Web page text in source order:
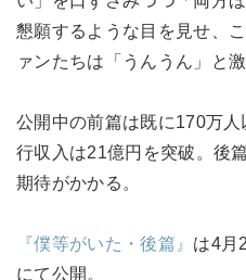
懇願するような目を見せ、
ァンたちは「うんうん」と
公開中の前篇は既に170万
行収入は21億円を突破。後
期待がかかる。
『僕等がいた・後篇』 は4月
にて公開。